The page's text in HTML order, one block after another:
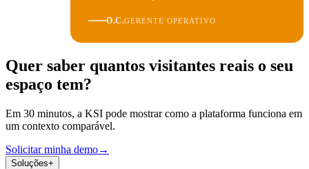
O.C.GERENTE OPERATIVO
Quer saber quantos visitantes reais o seu
espaço tem?
Em 30 minutos, a KSI pode mostrar como a plataforma funciona em
um contexto comparável.
Solicitar minha demo→
Soluções+